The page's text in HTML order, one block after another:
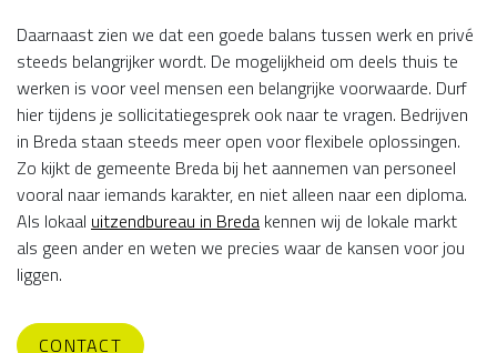
Daarnaast zien we dat een goede balans tussen werk en privé
steeds belangrijker wordt. De mogelijkheid om deels thuis te
werken is voor veel mensen een belangrijke voorwaarde. Durf
hier tijdens je sollicitatiegesprek ook naar te vragen. Bedrijven
in Breda staan steeds meer open voor flexibele oplossingen.
Zo kijkt de gemeente Breda bij het aannemen van personeel
vooral naar iemands karakter, en niet alleen naar een diploma.
Als lokaal uitzendbureau in Breda kennen wij de lokale markt
als geen ander en weten we precies waar de kansen voor jou
liggen.
CONTACT